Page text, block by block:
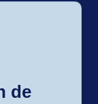
de